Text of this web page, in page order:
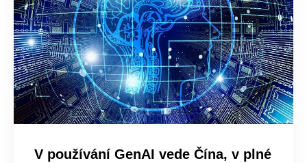
V používání GenAI vede Čína, v plné